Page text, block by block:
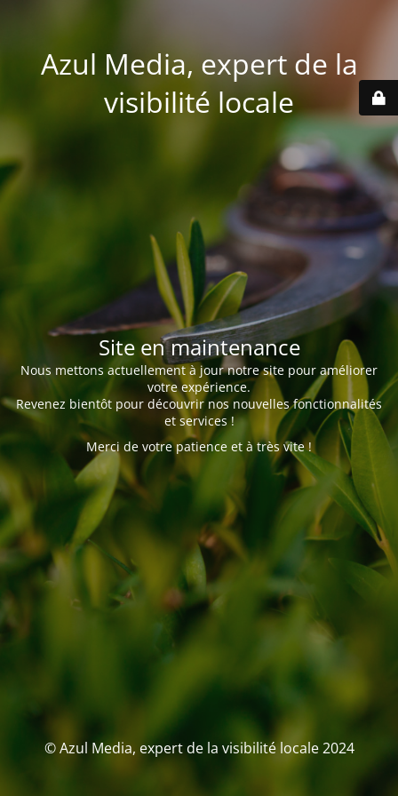
Azul Media, expert de la
visibilité locale
Site en maintenance
Nous mettons actuellement à jour notre site pour améliorer
votre expérience.
Revenez bientôt pour découvrir nos nouvelles fonctionnalités
et services !
Merci de votre patience et à très vite !
© Azul Media, expert de la visibilité locale 2024